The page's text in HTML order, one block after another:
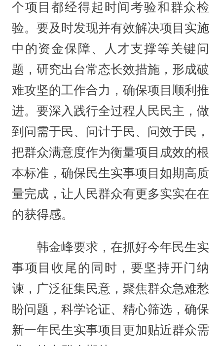
个项目都经得起时间考验和群众检
验。要及时发现并有效解决项目实施
中的资金保障、人才支撑等关键问
题，研究出台常态长效措施，形成破
难攻坚的工作合力，确保项目顺利推
进。要深入践行全过程人民民主，做
到问需于民、问计于民、问效于民，
把群众满意度作为衡量项目成效的根
本标准，确保民生实事项目如期高质
量完成，让人民群众有更多实实在在
的获得感。
韩金峰要求，在抓好今年民生实
事项目收尾的同时，要坚持开门纳
谏，广泛征集民意，聚焦群众急难愁
盼问题，科学论证、精心筛选，确保
新一年民生实事项目更加贴近群众需